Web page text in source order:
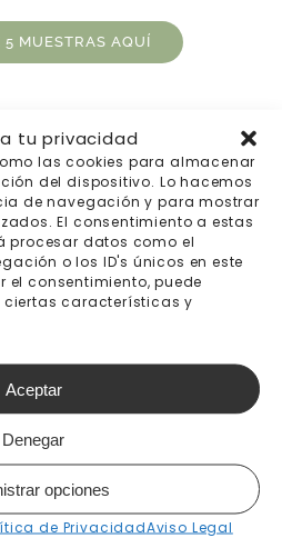
tu privacidad
las cookies para almacenar
del dispositivo. Lo hacemos
de navegación y para mostrar
El consentimiento a estas
procesar datos como el
o los ID's únicos en este
el consentimiento, puede
características y
Aceptar
Denegar
opciones
de PrivacidadAviso Legal
5 MUESTRAS AQUÍ